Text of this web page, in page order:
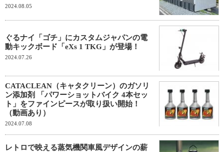
2024.08.05
ぐるナイ「ゴチ」にカスタムジャパンの電
動キックボード「eXs 1 TKG」が登場！
2024.07.26
CATACLEAN（キャタクリーン）のガソリ
ン添加剤 「パワーショットバイク 4本セッ
ト」をファインピースが取り扱い開始！
（動画あり）
2024.07.08
レトロで映える蒸気機関車風デザインの薪